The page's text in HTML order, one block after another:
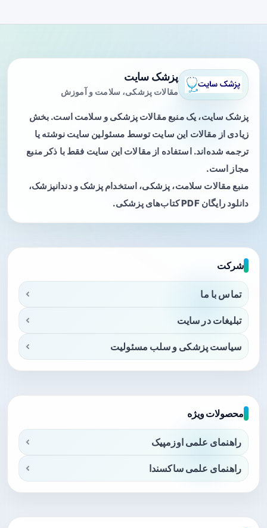
پزشک سایت
مقالات پزشکی، سلامت و آموزش
پزشک سایت، یک منبع مقالات پزشکی و سلامت است. بخش
زیادی از مقالات این سایت توسط مسئولین سایت نوشته یا
ترجمه شده‌اند. استفاده از مقالات این سایت فقط با ذکر منبع
مجاز است.
منبع مقالات سلامت، پزشکی، استخدام پزشک و دندانپزشک،
دانلود رایگان PDF کتاب‌های پزشکی.
شرکت
تماس با ما
تبلیغات در سایت
سیاست پزشکی و سلب مسئولیت
محصولات ویژه
راهنمای علمی اوزمپیک
راهنمای علمی ساکسندا